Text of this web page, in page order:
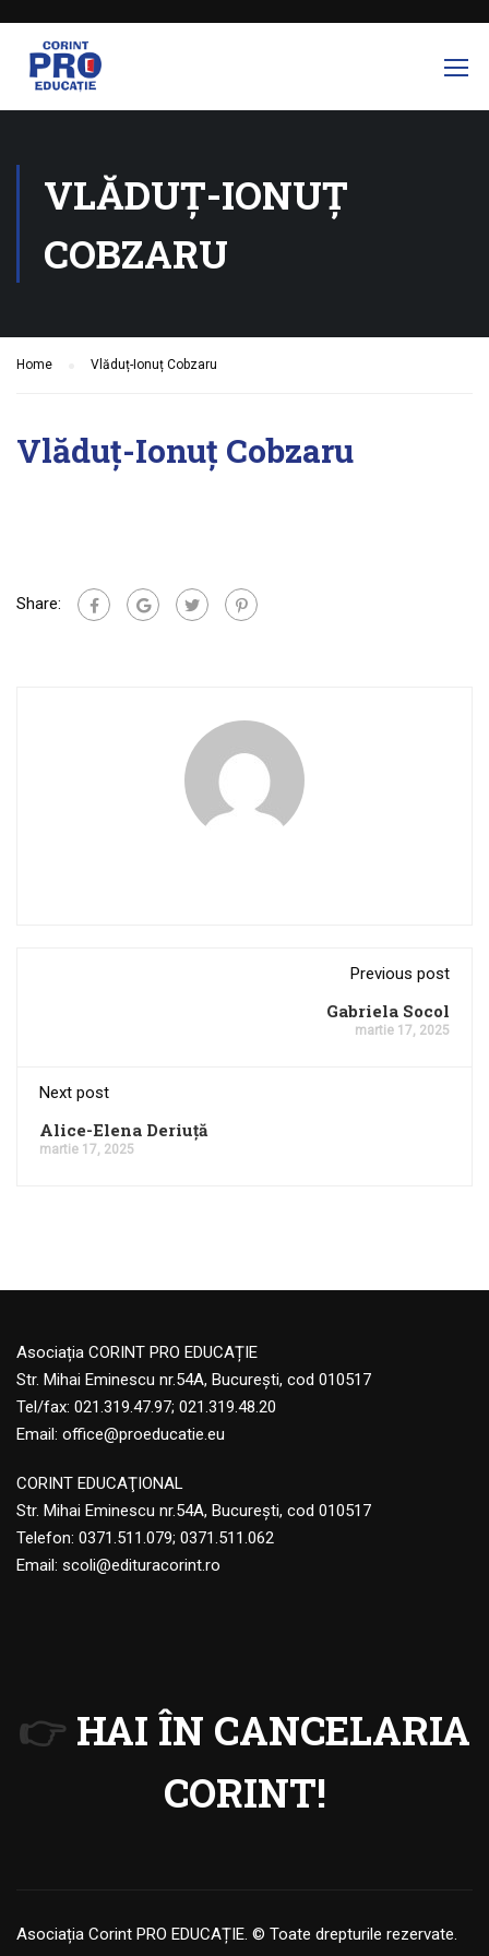
VLĂDUȚ-IONUȚ
COBZARU
Home Vlăduț-Ionuț Cobzaru
Vlăduț-Ionuț Cobzaru
Share:
Previous post
Gabriela Socol
martie 17, 2025
Next post
Alice-Elena Deriuță
martie 17, 2025
Asociația CORINT PRO EDUCAȚIE
Str. Mihai Eminescu nr.54A, București, cod 010517
Tel/fax: 021.319.47.97; 021.319.48.20
Email: office@proeducatie.eu
CORINT EDUCAŢIONAL
Str. Mihai Eminescu nr.54A, Bucureşti, cod 010517
Telefon: 0371.511.079; 0371.511.062
Email: scoli@edituracorint.ro
👉 HAI ÎN CANCELARIA
CORINT!
Asociația Corint PRO EDUCAȚIE. © Toate drepturile rezervate.